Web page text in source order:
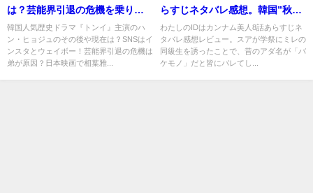
は？芸能界引退の危機を乗り越
えてハリウッド女優に！
韓国人気歴史ドラマ『トンイ』主演のハ
ン・ヒョジュのその後や現在は？SNSはイ
ンスタとウェイボー！芸能界引退の危機は
弟が原因？日本映画で相葉雅...
らすじネタバレ感想。韓国”秋夕
(チュソク)整形”
わたしのIDはカンナム美人8話あらすじネ
タバレ感想レビュー。スアが学祭にミレの
同級生を誘ったことで、昔のアダ名が「バ
ケモノ」だと皆にバレてし...